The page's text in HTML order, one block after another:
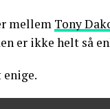
mellem Tony
er ikke helt så